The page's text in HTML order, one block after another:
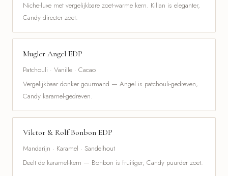
Niche-luxe met vergelijkbare zoet-warme kern. Kilian is eleganter,
Candy directer zoet.
Mugler Angel EDP
Patchouli · Vanille · Cacao
Vergelijkbaar donker gourmand — Angel is patchouli-gedreven,
Candy karamel-gedreven.
Viktor & Rolf Bonbon EDP
Mandarijn · Karamel · Sandelhout
Deelt de karamel-kern — Bonbon is fruitiger, Candy puurder zoet.